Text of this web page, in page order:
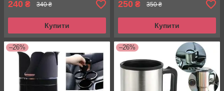
240 ₴ 340 ₴
Купити
250 ₴ 350 ₴
Купити
–26% –26%